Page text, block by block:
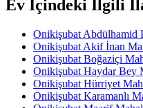
Ev İçindeki İlgili
Onikişubat Abdülhamid
Onikişubat Akif İnan
Onikişubat Boğaziçi
Onikişubat Haydar Bey
Onikişubat Hürriyet
Onikişubat Karamanlı